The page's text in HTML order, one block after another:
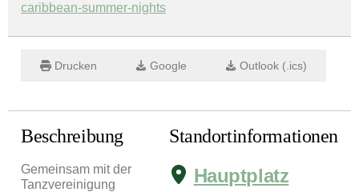
caribbean-summer-nights
Drucken Google Outlook (.ics)
Beschreibung
Gemeinsam mit der
Tanzvereinigung
Standortinformationen
Hauptplatz